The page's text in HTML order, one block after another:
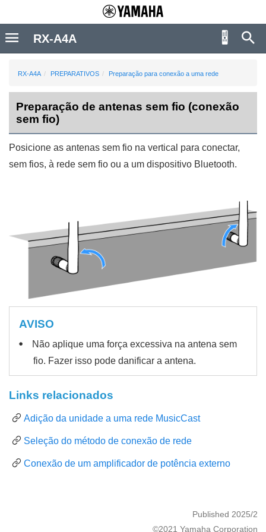
RX-A4A PREPARATIVOS Preparação para conexão a uma rede
Preparação de antenas sem fio (conexão
sem fio)
Posicione as antenas sem fio na vertical para conectar,
sem fios, à rede sem fio ou a um dispositivo Bluetooth.
AVISO
Não aplique uma força excessiva na antena sem
fio. Fazer isso pode danificar a antena.
Links relacionados
Adição da unidade a uma rede MusicCast
Seleção do método de conexão de rede
Conexão de um amplificador de potência externo
Published 2025/2
©2021 Yamaha Corporation
RX-A4A